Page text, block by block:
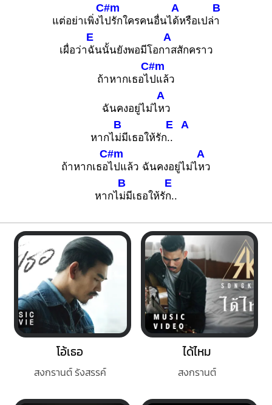
แต่อย่าเพิ่งไ
C#m
ปรักใครคนอื่นไ
A
ด้หรือเปล่
B
า
เผื่อว่า
E
ฉันนั้นยังพอมีโอก
A
าสสักคราว
ถ้าหากเธอไ
C#m
ปแล้ว
ฉันคงอยู่ไม่ไ
A
หว
หากไ
B
ม่มีเธอให้รัก
E
..
A
ถ้าหากเธอ
C#m
ไปแล้ว ฉันคงอยู่ไม่ไ
A
หว
หากไ
B
ม่มีเธอให้รั
E
ก..
โอ้เธอ
สงกรานต์ รังสรรค์
ได้ไหม
สงกรานต์